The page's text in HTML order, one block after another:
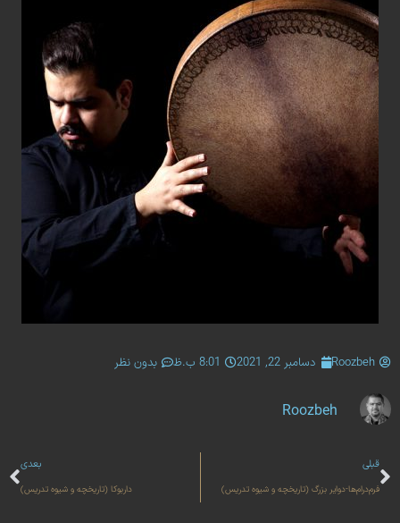
Roozbeh دسامبر 22, 2021 8:01 ب.ظ بدون نظر
Roozbeh
قبلی
فرم‌درام‌ها-دوایر بزرگ (تاریخچه و شیوه تدریس)
بعدی
داربوکا (تاریخچه و شیوه تدریس)